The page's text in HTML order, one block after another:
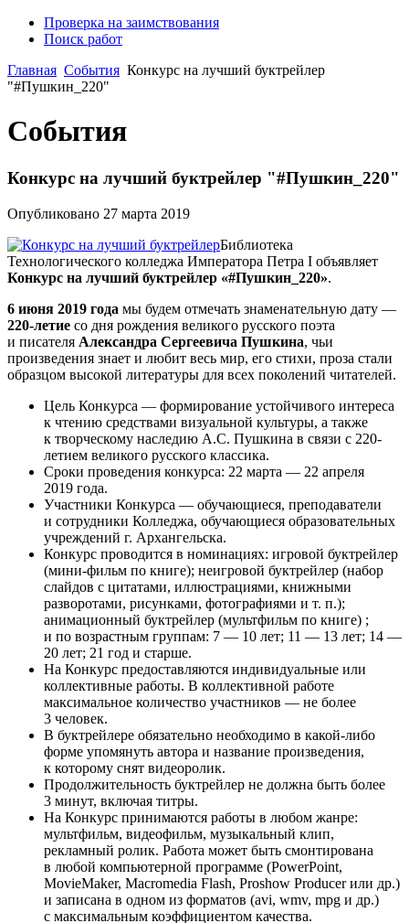
Проверка на заимствования
Поиск работ
Главная События Конкурс на лучший буктрейлер
"#Пушкин_220"
События
Конкурс на лучший буктрейлер "#Пушкин_220"
Опубликовано 27 марта 2019
Библиотека
Технологического колледжа Императора Петра I объявляет
Конкурс на лучший буктрейлер «#Пушкин_220».
6 июня 2019 года мы будем отмечать знаменательную дату —
220-летие со дня рождения великого русского поэта
и писателя Александра Сергеевича Пушкина, чьи
произведения знает и любит весь мир, его стихи, проза стали
образцом высокой литературы для всех поколений читателей.
Цель Конкурса — формирование устойчивого интереса
к чтению средствами визуальной культуры, а также
к творческому наследию А.С. Пушкина в связи с 220-
летием великого русского классика.
Сроки проведения конкурса: 22 марта — 22 апреля
2019 года.
Участники Конкурса — обучающиеся, преподаватели
и сотрудники Колледжа, обучающиеся образовательных
учреждений г. Архангельска.
Конкурс проводится в номинациях: игровой буктрейлер
(мини-фильм по книге); неигровой буктрейлер (набор
слайдов с цитатами, иллюстрациями, книжными
разворотами, рисунками, фотографиями и т. п.);
анимационный буктрейлер (мультфильм по книге) ;
и по возрастным группам: 7 — 10 лет; 11 — 13 лет; 14 —
20 лет; 21 год и старше.
На Конкурс предоставляются индивидуальные или
коллективные работы. В коллективной работе
максимальное количество участников — не более
3 человек.
В буктрейлере обязательно необходимо в какой-либо
форме упомянуть автора и название произведения,
к которому снят видеоролик.
Продолжительность буктрейлер не должна быть более
3 минут, включая титры.
На Конкурс принимаются работы в любом жанре:
мультфильм, видеофильм, музыкальный клип,
рекламный ролик. Работа может быть смонтирована
в любой компьютерной программе (PowerPoint,
MovieMaker, Macromedia Flash, Proshow Producer или др.)
и записана в одном из форматов (avi, wmv, mpg и др.)
с максимальным коэффициентом качества.